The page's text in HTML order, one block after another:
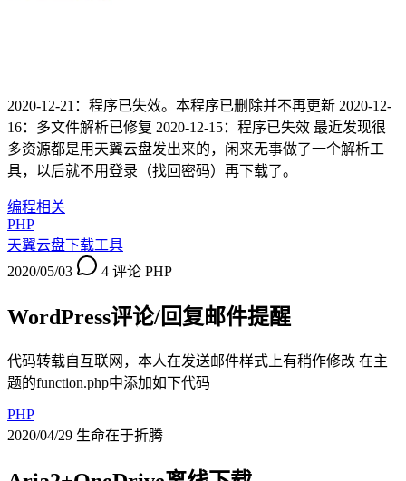
2020-12-21：程序已失效。本程序已删除并不再更新 2020-12-
16：多文件解析已修复 2020-12-15：程序已失效 最近发现很
多资源都是用天翼云盘发出来的，闲来无事做了一个解析工
具，以后就不用登录（找回密码）再下载了。
编程相关
PHP
天翼云盘下载工具
2020/05/03
4 评论 PHP
WordPress评论/回复邮件提醒
代码转载自互联网，本人在发送邮件样式上有稍作修改 在主
题的function.php中添加如下代码
PHP
2020/04/29 生命在于折腾